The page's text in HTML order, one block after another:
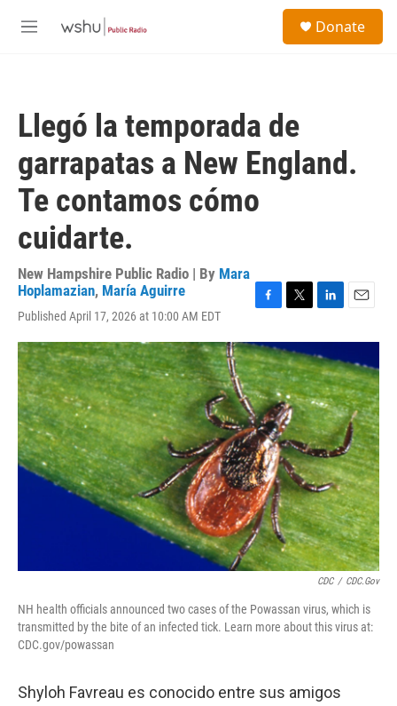
M
Donate
Llegó la temporada de
garrapatas a New England.
Te contamos cómo
cuidarte.
New Hampshire Public Radio | By Mara
Hoplamazian, María Aguirre
Published April 17, 2026 at 10:00 AM EDT
c
e
b
o
o
k
i
t
t
e
r
n
k
e
d
I
n
a
i
l
CDC / CDC.gov
NH health officials announced two cases of the Powassan virus, which is
transmitted by the bite of an infected tick. Learn more about this virus at:
CDC.gov/powassan
Shyloh Favreau es conocido entre sus amigos